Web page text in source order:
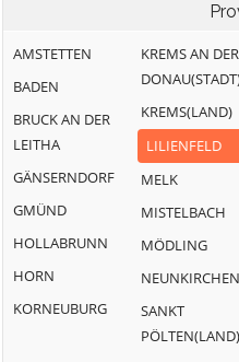
AMSTETTEN
BADEN
BRUCK AN DER
LEITHA
GÄNSERNDORF
GMÜND
HOLLABRUNN
HORN
KORNEUBURG
KREMS AN DER
KREMS(LAND)
LILIENFELD
MELK
MISTELBACH
MÖDLING
NEUNKIRCHEN
SANKT
PÖLTEN(LAND)